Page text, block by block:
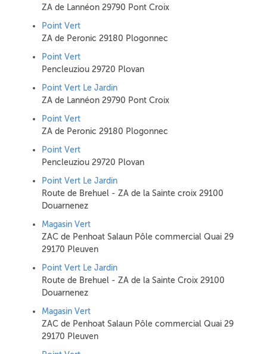
ZA de Lannéon 29790 Pont Croix
Point Vert
ZA de Peronic 29180 Plogonnec
Point Vert
Pencleuziou 29720 Plovan
Point Vert Le Jardin
ZA de Lannéon 29790 Pont Croix
Point Vert
ZA de Peronic 29180 Plogonnec
Point Vert
Pencleuziou 29720 Plovan
Point Vert Le Jardin
Route de Brehuel - ZA de la Sainte croix 29100
Douarnenez
Magasin Vert
ZAC de Penhoat Salaun Pôle commercial Quai 29
29170 Pleuven
Point Vert Le Jardin
Route de Brehuel - ZA de la Sainte Croix 29100
Douarnenez
Magasin Vert
ZAC de Penhoat Salaun Pôle commercial Quai 29
29170 Pleuven